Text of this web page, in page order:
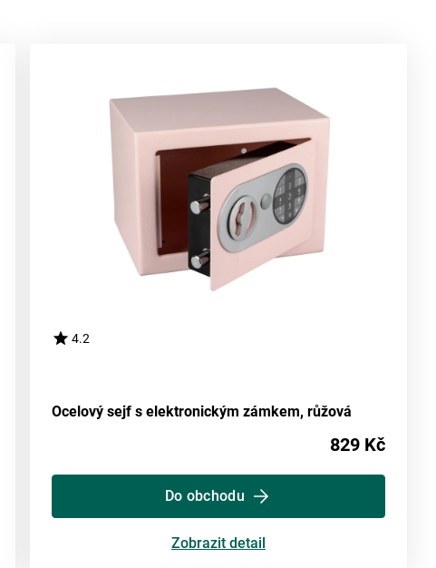
4.2
Ocelový sejf s elektronickým zámkem, růžová
829 Kč
Do obchodu
Zobrazit detail